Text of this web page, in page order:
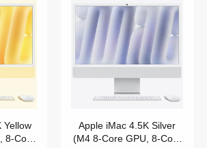
Yellow
8-Core
Apple iMac 4.5K Silver
(M4 8-Core GPU, 8-Core